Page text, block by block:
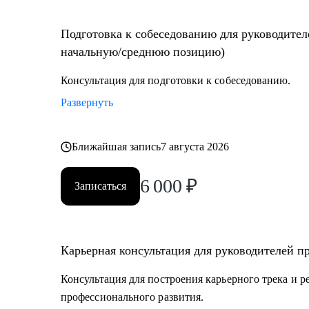
Подготовка к собеседованию для
начальную/среднюю позицию)
Консультация для подготовки к собеседованию.
Развернуть
Ближайшая запись7 августа 2026
Записаться 6 000 ₽
Карьерная консультация для руководителей
Консультация для построения карьерного трека и
профессионального развития.